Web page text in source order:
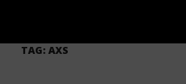
TAG: AXS